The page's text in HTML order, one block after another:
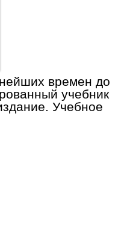
времен до
учебник
Учебное